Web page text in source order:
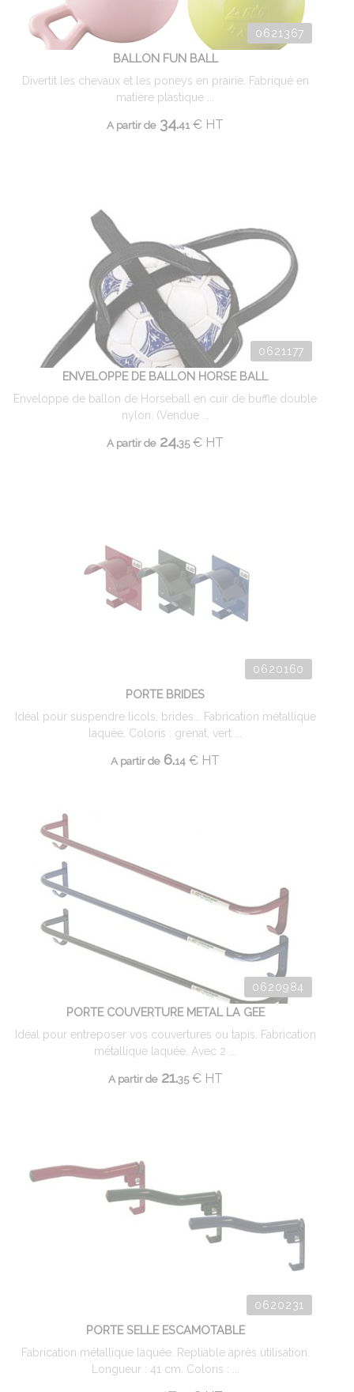
0621367
BALLON FUN BALL
Divertit les chevaux et les poneys en prairie. Fabriqué en
matière plastique ...
A partir de34.41 € HT
0621177
ENVELOPPE DE BALLON HORSE BALL
Enveloppe de ballon de Horseball en cuir de buffle double
nylon. (Vendue ...
A partir de24.35 € HT
0620160
PORTE BRIDES
Idéal pour suspendre licols, brides... Fabrication métallique
laquée. Coloris : grenat, vert ...
A partir de6.14 € HT
0620984
PORTE COUVERTURE METAL LA GEE
Idéal pour entreposer vos couvertures ou tapis. Fabrication
métallique laquée. Avec 2 ...
A partir de21.35 €HT
0620231
PORTE SELLE ESCAMOTABLE
Fabrication métallique laquée. Repliable après utilisation.
Longueur : 41 cm. Coloris : ...